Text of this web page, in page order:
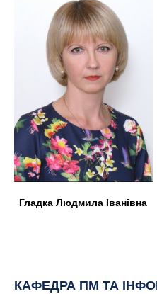
Гладка Людмила Іванівна
КАФЕДРА ПМ ТА